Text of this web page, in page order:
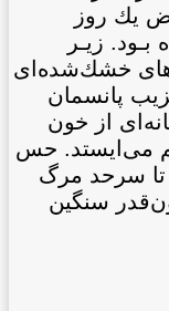
يك روز
بـود. زيـر
خشك‌شده‌ای
پانسمان
از خون
می‌ايستد. حس
سرحد مرگ
سنگين